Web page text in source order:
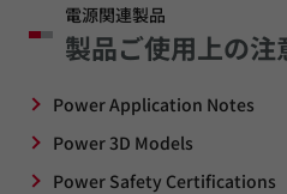
電源関連製品
製品ご使用上の注
Power Application Notes
Power 3D Models
Power Safety Certifications